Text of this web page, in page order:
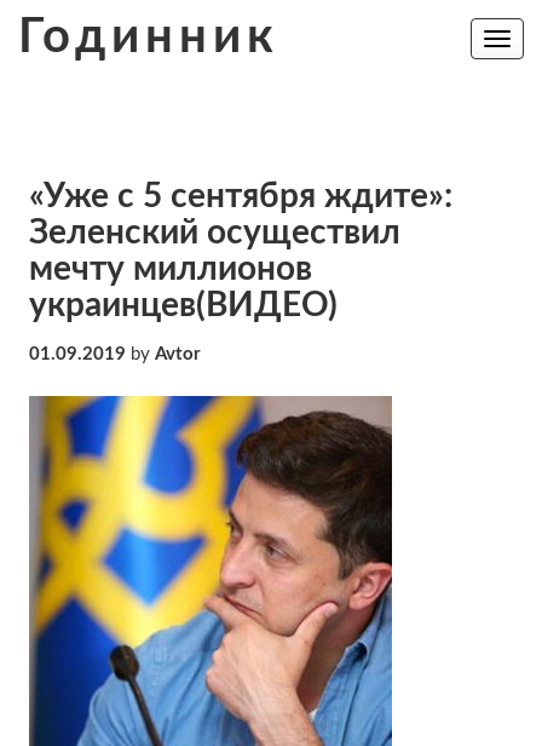
Годинник
Toggle
«Уже с 5 сентября ждите»:
Зеленский осуществил
мечту миллионов
украинцев(ВИДЕО)
01.09.2019 by Avtor